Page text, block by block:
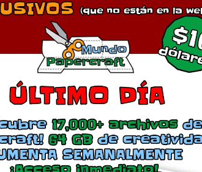
de Avengers del Universo Marvel
Brazil
Descargar Modelo